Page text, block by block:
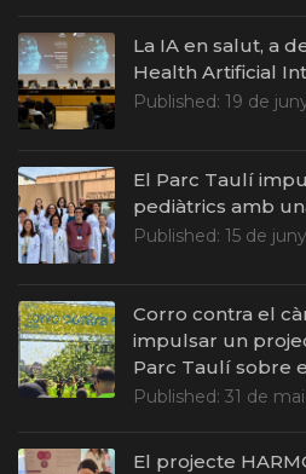
La IA en salut, a
Health Artificial
Published: 19 de
El Parc Taulí
pediàtrics amb
Published: 15 de
Corro contra el
impulsar un
Parc Taulí sobre
Published: 31 de
El projecte